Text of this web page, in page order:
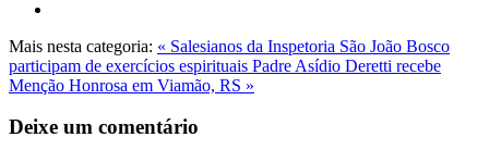
Mais nesta categoria: « Salesianos da Inspetoria São João Bosco
participam de exercícios espirituais Padre Asídio Deretti recebe
Menção Honrosa em Viamão, RS »
Deixe um comentário